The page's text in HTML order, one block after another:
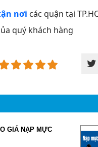
nơi các quận tại
quý khách hàng
GIÁ NẠP MỰC